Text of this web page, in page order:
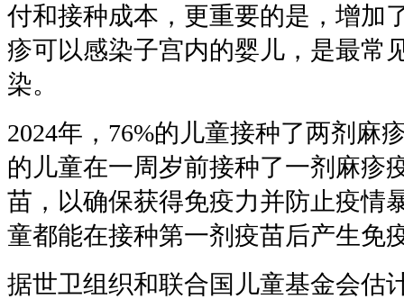
付和接种成本，更重要的是，增加
疹可以感染子宫内的婴儿，是最常
染。
2024年，76%的儿童接种了两剂麻
的儿童在一周岁前接种了一剂麻疹
苗，以确保获得免疫力并防止疫情
童都能在接种第一剂疫苗后产生免
据世卫组织和联合国儿童基金会估